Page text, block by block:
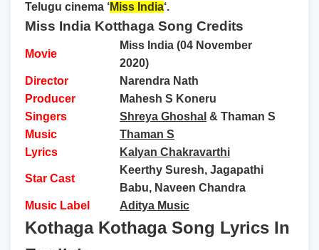
Telugu cinema ‘Miss India‘.
Miss India Kotthaga Song Credits
Movie
Miss India (04 November
2020)
Director
Narendra Nath
Producer
Mahesh S Koneru
Singers
Shreya Ghoshal & Thaman S
Music
Thaman S
Lyrics
Kalyan Chakravarthi
Star Cast
Keerthy Suresh, Jagapathi
Babu, Naveen Chandra
Music Label
Aditya Music
Kothaga Kothaga Song Lyrics In